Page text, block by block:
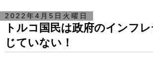
2022年4月5日火曜日
トルコ国民は政府のインフ
じていない！